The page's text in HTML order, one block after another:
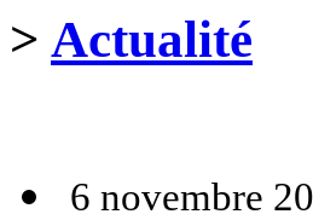
> Actualité
6 novembre